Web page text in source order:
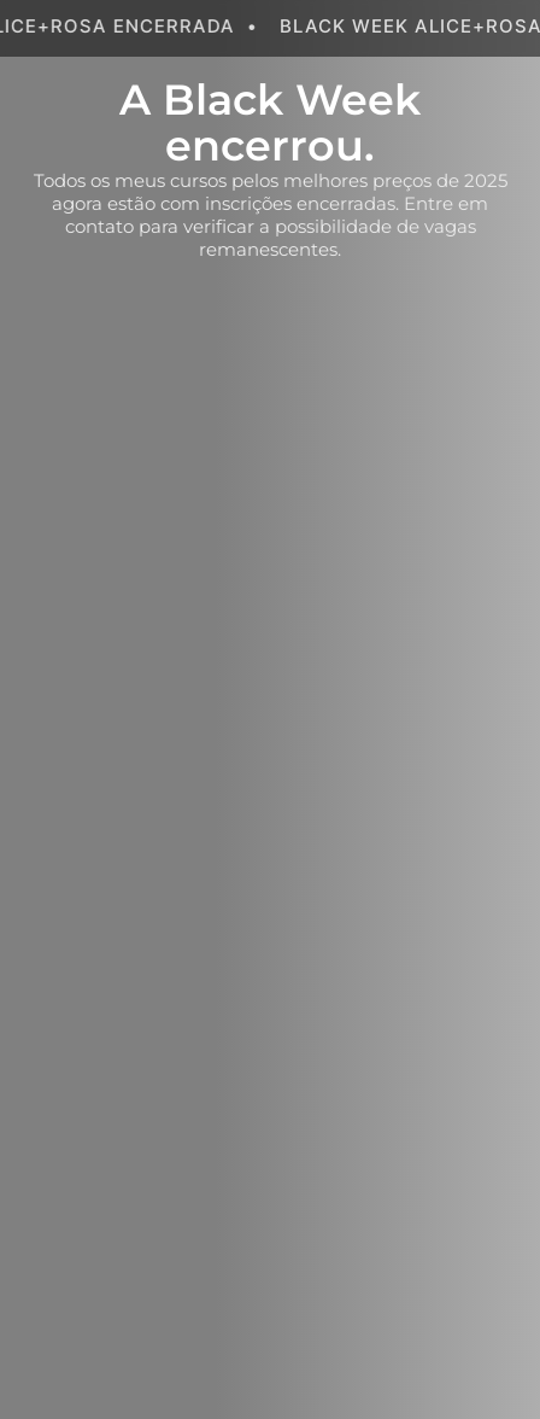
A Black Week
encerrou.
Todos os meus cursos pelos melhores preços de 2025
agora estão com inscrições encerradas. Entre em
contato para verificar a possibilidade de vagas
remanescentes.
• BLACK WEEK ALICE+ROSA